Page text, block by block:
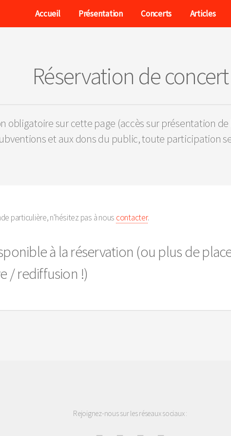
Accueil Présentation Concerts Articles
Réservation de concert
obligatoire sur cette page (accès sur présentation
et aux dons du public, toute participation
particulière, n'hésitez pas à nous contacter.
à la réservation (ou plus de
/ rediffusion !)
Rejoignez-nous sur les réseaux sociaux :